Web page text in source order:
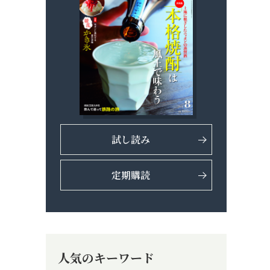
試し読み
定期購読
人気のキーワード